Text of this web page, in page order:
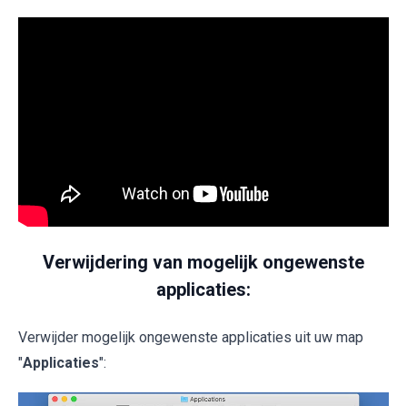
Verwijdering van mogelijk ongewenste
applicaties:
Verwijder mogelijk ongewenste applicaties uit uw map
"Applicaties":